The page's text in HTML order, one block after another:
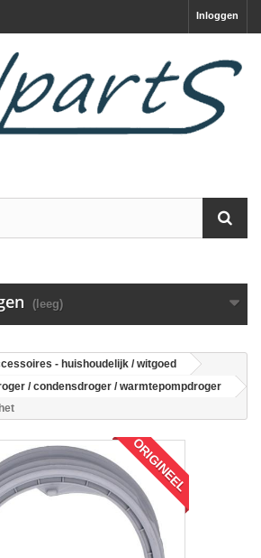
Inloggen
(leeg)
- huishoudelijk / witgoed
/ condensdroger / warmtepompdroger
ORIGINEEL